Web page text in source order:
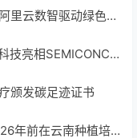
（莱茵阿里）TUV莱茵出席阿里云数智驱动绿色发展论坛
（化学品半导体）默克电子科技亮相SEMICONChina2023
颁发碳足迹证书
（雀巢云南）雀巢计划到2026年前在云南种植培育130万棵树助力实现净零目标